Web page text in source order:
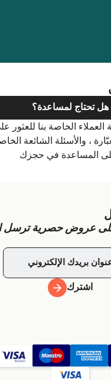
الخاصة بنا للعثور
، والأسئلة الشائعة
على المساعدة في حجزك
هل تحتاج لمساعدة؟
عروض حصرية ترسل
اشترك